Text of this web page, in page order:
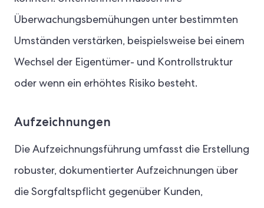
Überwachungsbemühungen unter bestimmten
Umständen verstärken, beispielsweise bei einem
Wechsel der Eigentümer- und Kontrollstruktur
oder wenn ein erhöhtes Risiko besteht.
Aufzeichnungen
Die Aufzeichnungsführung umfasst die Erstellung
robuster, dokumentierter Aufzeichnungen über
die Sorgfaltspflicht gegenüber Kunden,